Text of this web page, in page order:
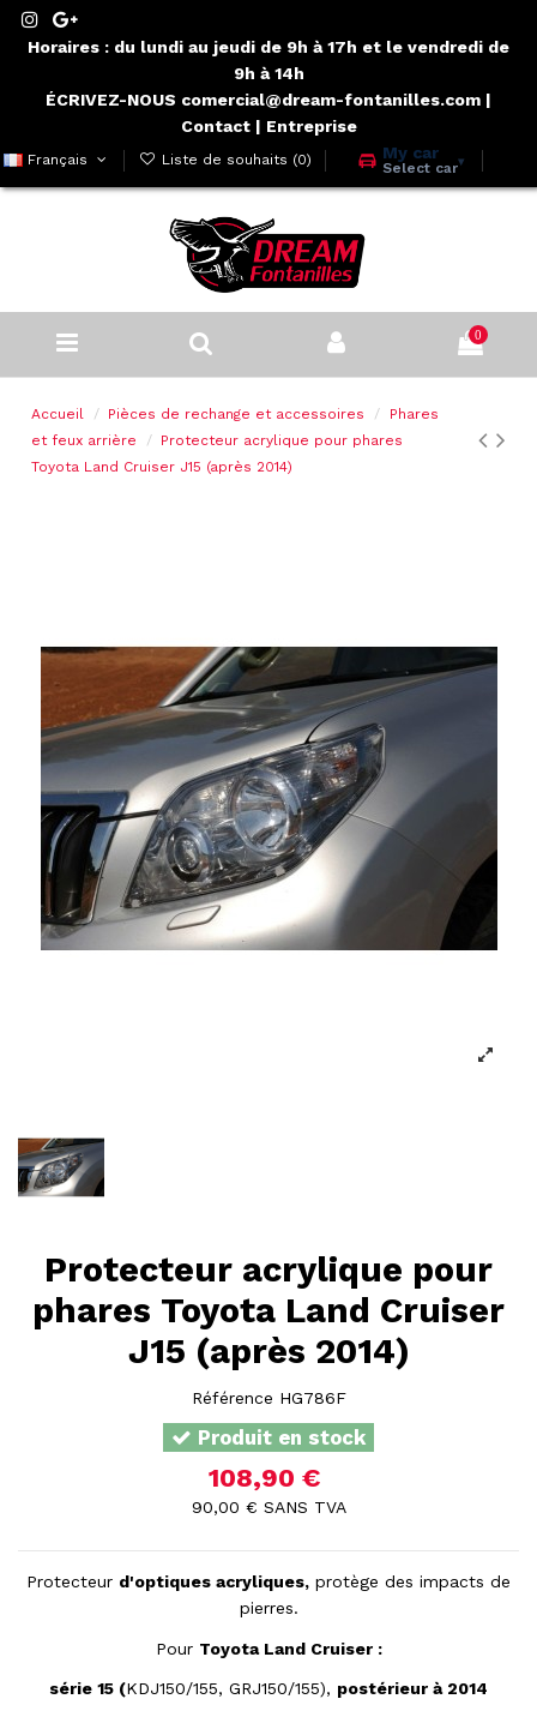
Horaires : du lundi au jeudi de 9h à 17h et le vendredi de
9h à 14h
ÉCRIVEZ-NOUS comercial@dream-fontanilles.com |
Contact| Entreprise
Français Liste de souhaits (0) My car
Select car▾
0
Accueil Pièces de rechange et accessoires
Phares
et feux arrière
Protecteur acrylique pour phares
Toyota Land Cruiser J15 (après 2014)
Protecteur acrylique pour
phares Toyota Land Cruiser
J15 (après 2014)
Référence HG786F
Produit en stock
108,90 €
90,00 € SANS TVA
Protecteur d'optiques acryliques, protège des impacts de
pierres.
Pour Toyota Land Cruiser :
série 15 (KDJ150/155, GRJ150/155), postérieur à 2014